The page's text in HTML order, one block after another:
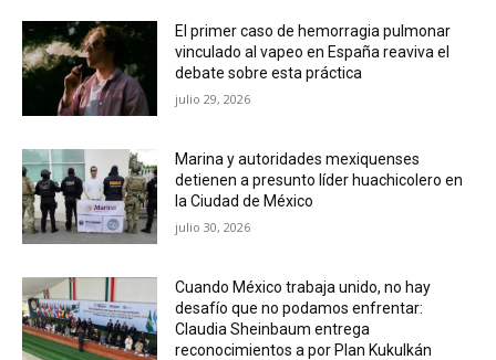
El primer caso de hemorragia pulmonar
vinculado al vapeo en España reaviva el
debate sobre esta práctica
julio 29, 2026
Marina y autoridades mexiquenses
detienen a presunto líder huachicolero en
la Ciudad de México
julio 30, 2026
Cuando México trabaja unido, no hay
desafío que no podamos enfrentar:
Claudia Sheinbaum entrega
reconocimientos a por Plan Kukulkán